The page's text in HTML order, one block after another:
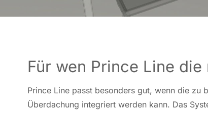
Für wen Prince Line
Prince Line passt be­son­ders gut, wenn die zu
Über­da­chung in­te­griert werden kann. Das